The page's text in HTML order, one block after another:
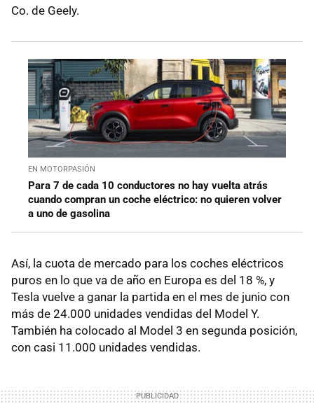
Co. de Geely.
EN MOTORPASIÓN
Para 7 de cada 10 conductores no hay vuelta atrás
cuando compran un coche eléctrico: no quieren volver
a uno de gasolina
Así, la cuota de mercado para los coches eléctricos
puros en lo que va de año en Europa es del 18 %, y
Tesla vuelve a ganar la partida en el mes de junio con
más de 24.000 unidades vendidas del Model Y.
También ha colocado al Model 3 en segunda posición,
con casi 11.000 unidades vendidas.